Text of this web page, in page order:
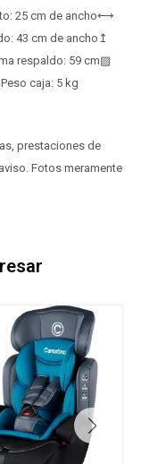
25 cm de ancho⟷
43 cm de ancho↥
respaldo: 59 cm▨
caja: 5 kg
prestaciones de
Fotos meramente